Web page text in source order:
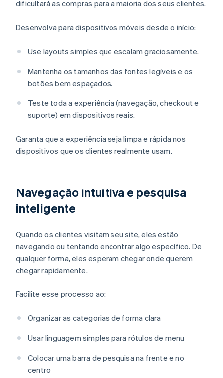
dificultará as compras para a maioria dos seus clientes.
Desenvolva para dispositivos móveis desde o início:
Use layouts simples que escalam graciosamente.
Mantenha os tamanhos das fontes legíveis e os
botões bem espaçados.
Teste toda a experiência (navegação, checkout e
suporte) em dispositivos reais.
Garanta que a experiência seja limpa e rápida nos
dispositivos que os clientes realmente usam.
Navegação intuitiva e pesquisa
inteligente
Quando os clientes visitam seu site, eles estão
navegando ou tentando encontrar algo específico. De
qualquer forma, eles esperam chegar onde querem
chegar rapidamente.
Facilite esse processo ao:
Organizar as categorias de forma clara
Usar linguagem simples para rótulos de menu
Colocar uma barra de pesquisa na frente e no
centro